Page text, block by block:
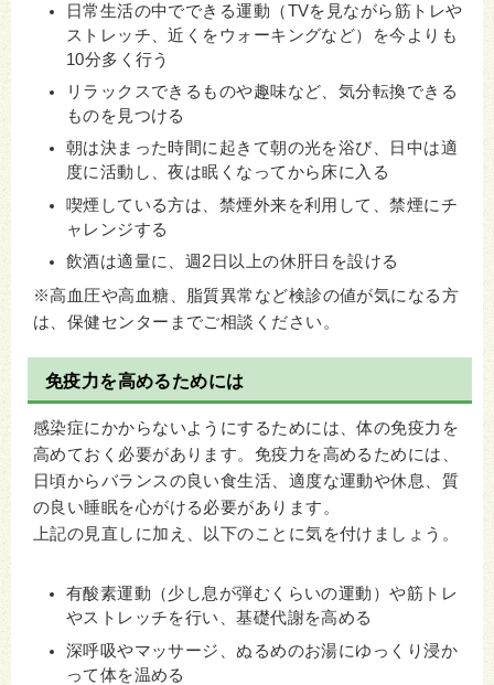
日常生活の中でできる運動（TVを見ながら筋トレや
ストレッチ、近くをウォーキングなど）を今よりも
10分多く行う
リラックスできるものや趣味など、気分転換できる
ものを見つける
朝は決まった時間に起きて朝の光を浴び、日中は適
度に活動し、夜は眠くなってから床に入る
喫煙している方は、禁煙外来を利用して、禁煙にチ
ャレンジする
飲酒は適量に、週2日以上の休肝日を設ける
※高血圧や高血糖、脂質異常など検診の値が気になる方
は、保健センターまでご相談ください。
免疫力を高めるためには
感染症にかからないようにするためには、体の免疫力を
高めておく必要があります。免疫力を高めるためには、
日頃からバランスの良い食生活、適度な運動や休息、質
の良い睡眠を心がける必要があります。
上記の見直しに加え、以下のことに気を付けましょう。
有酸素運動（少し息が弾むくらいの運動）や筋トレ
やストレッチを行い、基礎代謝を高める
深呼吸やマッサージ、ぬるめのお湯にゆっくり浸か
って体を温める